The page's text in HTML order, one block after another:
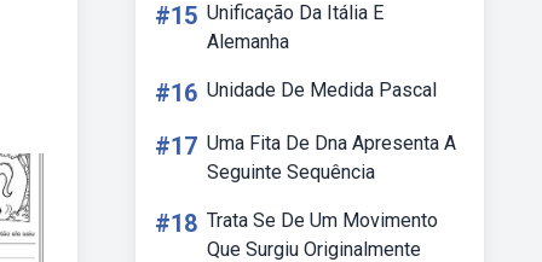
#15 Unificação Da Itália E
Alemanha
#16 Unidade De Medida Pascal
#17 Uma Fita De Dna Apresenta A
Seguinte Sequência
#18 Trata Se De Um Movimento
Que Surgiu Originalmente